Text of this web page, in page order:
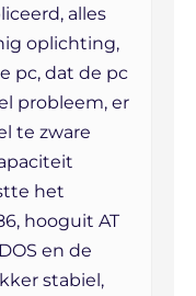
alles
oplichting,
pc, dat de pc
probleem, er
te zware
het
hooguit AT
en de
stabiel,